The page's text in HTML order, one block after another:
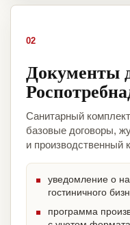
02
Документы
Санитарный
базовые договоры,
и производственный
уведомление о
гостиничного
программа